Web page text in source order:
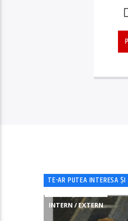
TE-AR PUTEA INTERESA ȘI
INTERN / EXTERN